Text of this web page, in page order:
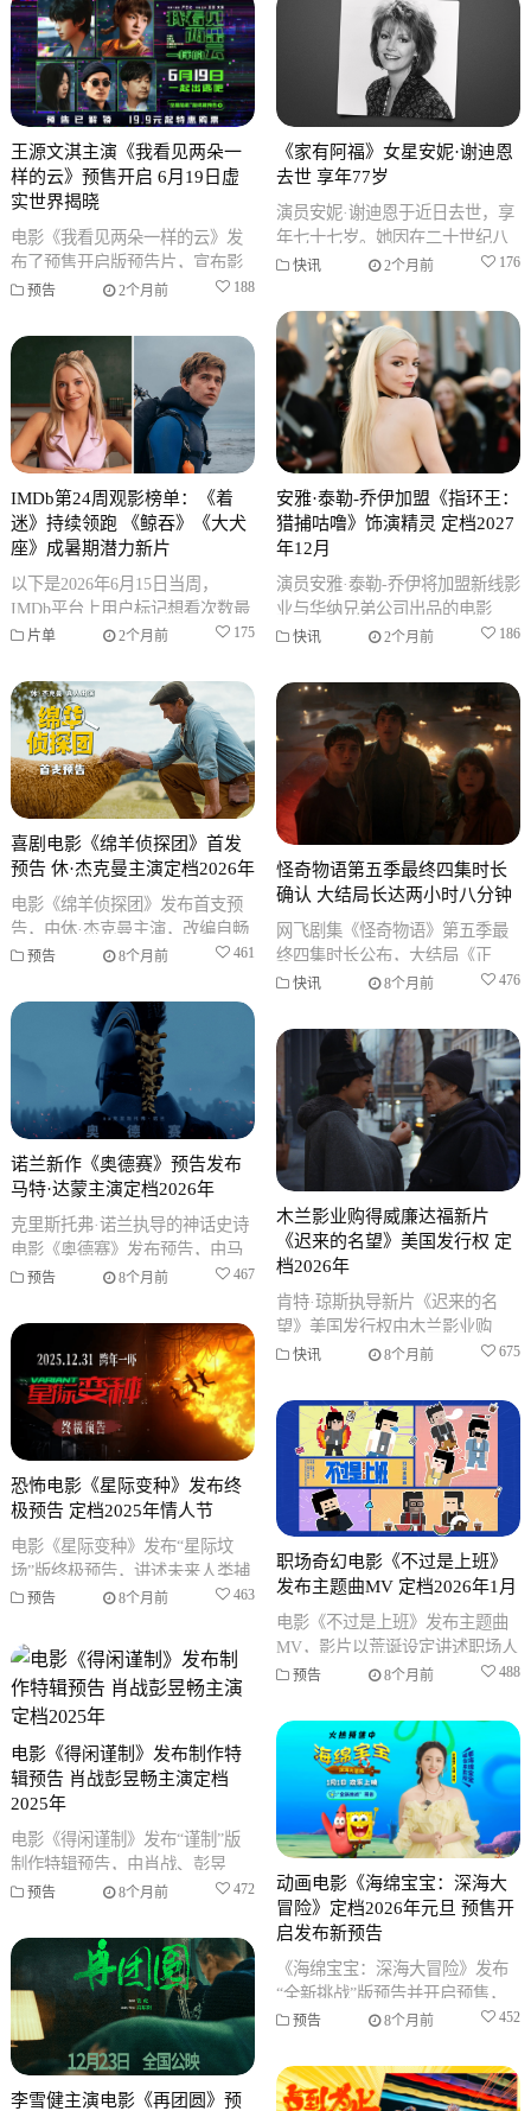
王源文淇主演《我看见两朵一
样的云》预售开启 6月19日虚
实世界揭晓
电影《我看见两朵一样的云》发
布了预售开启版预告片，宣布影
片预售全面启动。该片由王源与
科幻爱情
预告 2个月前 188
《家有阿福》女星安妮·谢迪恩
去世 享年77岁
演员安妮·谢迪恩于近日去世，享
年七十七岁。她因在二十世纪八
十年代末播出的情景喜剧《家有
而广
快讯 2个月前 176
安雅·泰勒-乔伊加盟《指环王：
猎捕咕噜》饰演精灵 定档2027
年12月
演员安雅·泰勒-乔伊将加盟新线影
业与华纳兄弟公司出品的电影
《指环王：猎捕咕噜》，在片中
斯执
快讯 2个月前 186
IMDb第24周观影榜单：《着
迷》持续领跑 《鲸吞》《大犬
座》成暑期潜力新片
以下是2026年6月15日当周，
IMDb平台上用户标记想看次数最
多的影视作品榜单。该榜单反映
片单 2个月前 175
喜剧电影《绵羊侦探团》首发
预告 休·杰克曼主演定档2026年
电影《绵羊侦探团》发布首支预
告，由休·杰克曼主演，改编自畅
销小说，讲述绵羊侦探团调查牧
202
预告 8个月前 461
怪奇物语第五季最终四集时长
确认 大结局长达两小时八分钟
网飞剧集《怪奇物语》第五季最
终四集时长公布，大结局《正
位》长达2小时8分钟。剧集将于
大结局。
快讯 8个月前 476
诺兰新作《奥德赛》预告发布
马特·达蒙主演定档2026年
克里斯托弗·诺兰执导的神话史诗
电影《奥德赛》发布预告，由马
特·达蒙饰演奥德修斯，采用全新
预告 8个月前 467
木兰影业购得威廉达福新片
《迟来的名望》美国发行权 定
档2026年
肯特·琼斯执导新片《迟来的名
望》美国发行权由木兰影业购
得，影片由威廉·达福、格里塔·李
快讯 8个月前 675
恐怖电影《星际变种》发布终
极预告 定档2025年情人节
电影《星际变种》发布“星际坟
场”版终极预告，讲述未来人类捕
获外星生物引发灾难的故事，定
预告 8个月前 463
职场奇幻电影《不过是上班》
发布主题曲MV 定档2026年1月
电影《不过是上班》发布主题曲
MV，影片以荒诞设定讲述职场人
陷入时间循环后寻找出路的故
预告 8个月前 488
电影《得闲谨制》发布制作特
辑预告 肖战彭昱畅主演定档
2025年
电影《得闲谨制》发布“谨制”版
制作特辑预告，由肖战、彭昱
畅、周依然主演，讲述平民在战
档202
预告 8个月前 472
动画电影《海绵宝宝：深海大
冒险》定档2026年元旦 预售开
启发布新预告
《海绵宝宝：深海大冒险》发布
“全新挑战”版预告并开启预售，
影片由沈月担任中国推广大使，
定于2
预告 8个月前 452
李雪健主演电影《再团圆》预